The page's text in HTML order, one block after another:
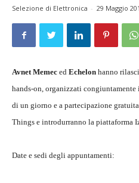
Selezione di Elettronica - 29 Maggio
Avnet Memec ed Echelon hanno
hands-on, organizzati
di un giorno e a partecipazione
Things e introdurranno la piattaforma
Date e sedi degli appuntamenti: